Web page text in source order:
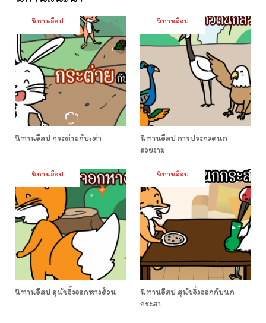
นิทานอีสป
นิทานอีสป กระต่ายกับเต่า
นิทานอีสป
นิทานอีสป การประกวดนก
สวยงาม
นิทานอีสป
นิทานอีสป สุนัขจิ้งจอกหางด้วน
นิทานอีสป
นิทานอีสป สุนัขจิ้งจอกกับนก
กระสา